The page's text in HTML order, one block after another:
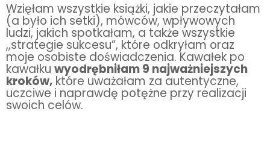
Wzięłam wszystkie książki, jakie przeczytałam
(a było ich setki), mówców, wpływowych
ludzi, jakich spotkałam, a także wszystkie
,,strategie sukcesu”, które odkryłam oraz
moje osobiste doświadczenia. Kawałek po
kawałku wyodrębniłam 9 najważniejszych
kroków, które uważałam za autentyczne,
uczciwe i naprawdę potężne przy realizacji
swoich celów.